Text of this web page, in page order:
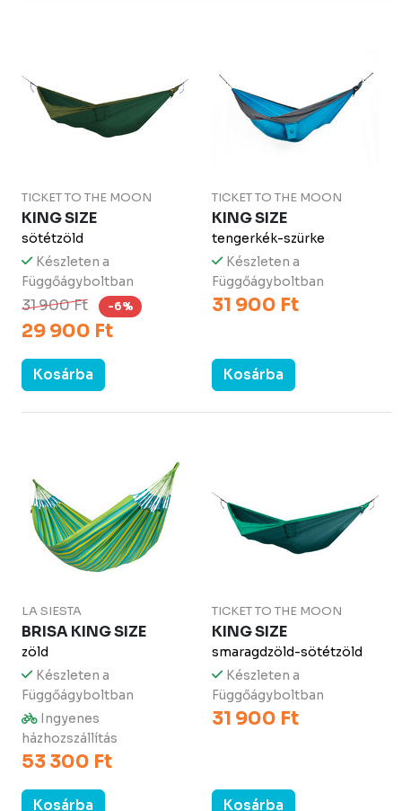
TICKET TO THE MOON
KING SIZE
sötétzöld
Készleten a
Függőágyboltban
31 900 Ft -6%
29 900 Ft
Kosárba
TICKET TO THE MOON
KING SIZE
tengerkék-szürke
Készleten a
Függőágyboltban
31 900 Ft
Kosárba
LA SIESTA
BRISA KING SIZE
zöld
Készleten a
Függőágyboltban
Ingyenes
házhozszállítás
53 300 Ft
Kosárba
TICKET TO THE MOON
KING SIZE
smaragdzöld-sötétzöld
Készleten a
Függőágyboltban
31 900 Ft
Kosárba